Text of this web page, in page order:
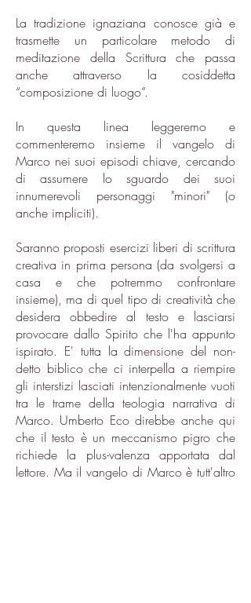
La tradizione ignaziana conosce già e
trasmette un particolare metodo di
meditazione della Scrittura che passa
anche attraverso la cosiddetta
“composizione di luogo”.
In questa linea leggeremo e
commenteremo insieme il vangelo di
Marco nei suoi episodi chiave, cercando
di assumere lo sguardo dei suoi
innumerevoli personaggi "minori" (o
anche impliciti).
Saranno proposti esercizi liberi di scrittura
creativa in prima persona (da svolgersi a
casa e che potremmo confrontare
insieme), ma di quel tipo di creatività che
desidera obbedire al testo e lasciarsi
provocare dallo Spirito che l'ha appunto
ispirato. E' tutta la dimensione del non-
detto biblico che ci interpella a riempire
gli interstizi lasciati intenzionalmente vuoti
tra le trame della teologia narrativa di
Marco. Umberto Eco direbbe anche qui
che il testo è un meccanismo pigro che
richiede la plus-valenza apportata dal
lettore. Ma il vangelo di Marco è tutt'altro